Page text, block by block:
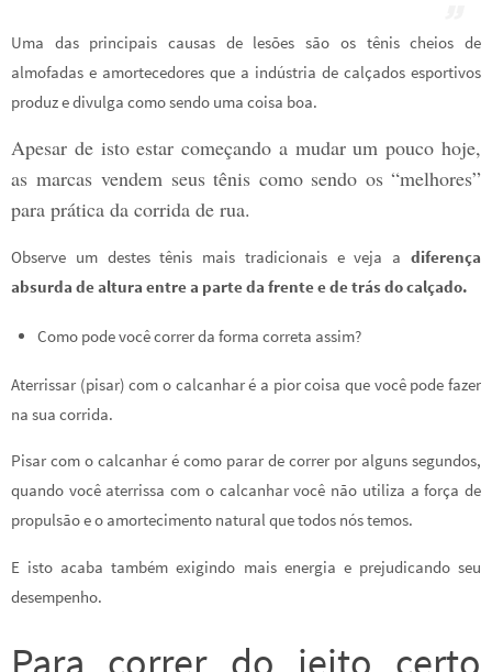
Uma das principais causas de lesões são os tênis cheios de
almofadas e amortecedores que a indústria de calçados esportivos
produz e divulga como sendo uma coisa boa.
Apesar de isto estar começando a mudar um pouco hoje,
as marcas vendem seus tênis como sendo os “melhores”
para prática da corrida de rua.
Observe um destes tênis mais tradicionais e veja a diferença
absurda de altura entre a parte da frente e de trás do calçado.
Como pode você correr da forma correta assim?
Aterrissar (pisar) com o calcanhar é a pior coisa que você pode fazer
na sua corrida.
Pisar com o calcanhar é como parar de correr por alguns segundos,
quando você aterrissa com o calcanhar você não utiliza a força de
propulsão e o amortecimento natural que todos nós temos.
E isto acaba também exigindo mais energia e prejudicando seu
desempenho.